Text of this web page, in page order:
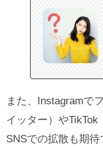
また、Instagramで
イッター）や
SNSでの拡散も期待